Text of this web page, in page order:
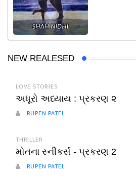
NEW REALESED
LOVE STORIES
અધૂરો અધ્યાય : પ્રકરણ ૨
RUPEN PATEL
THRILLER
મોતના સ્નીકર્સ - પ્રકરણ 2
RUPEN PATEL